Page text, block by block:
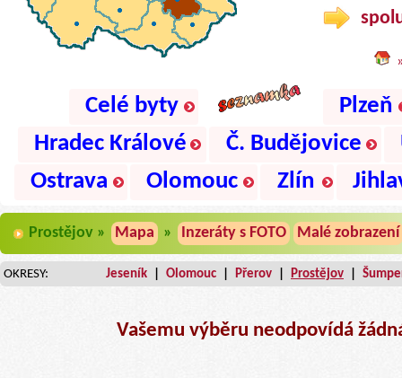
Celé byty
Plzeň
Hradec Králové
Č. Budějovice
Ostrava
Olomouc Zlín
Prostějov » Mapa » Inzeráty s FOTO Malé zobrazení
OKRESY: Jeseník Olomouc Přerov Prostějov
Vašemu výběru neodpovídá